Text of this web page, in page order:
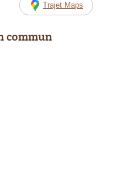
Trajet Maps
commun